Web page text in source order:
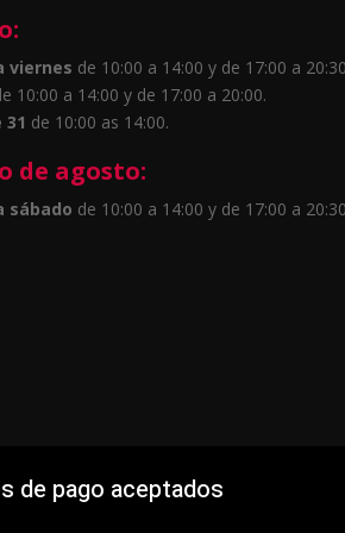
viernes de 10:00 a 14:00 y de 17:00 a
10:00 a 14:00 y de 17:00 a 20:00.
de 10:00 as 14:00.
de agosto:
sábado de 10:00 a 14:00 y de 17:00 a
de pago aceptados